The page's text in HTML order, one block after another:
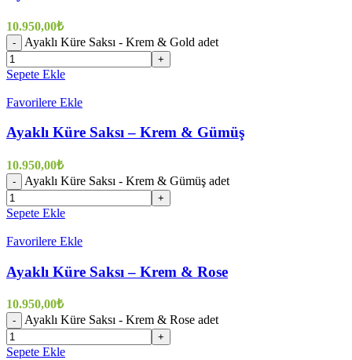
10.950,00₺
- Ayaklı Küre Saksı - Krem & Gold adet
+
Sepete Ekle
Favorilere Ekle
Ayaklı Küre Saksı – Krem & Gümüş
10.950,00₺
- Ayaklı Küre Saksı - Krem & Gümüş adet
+
Sepete Ekle
Favorilere Ekle
Ayaklı Küre Saksı – Krem & Rose
10.950,00₺
- Ayaklı Küre Saksı - Krem & Rose adet
+
Sepete Ekle